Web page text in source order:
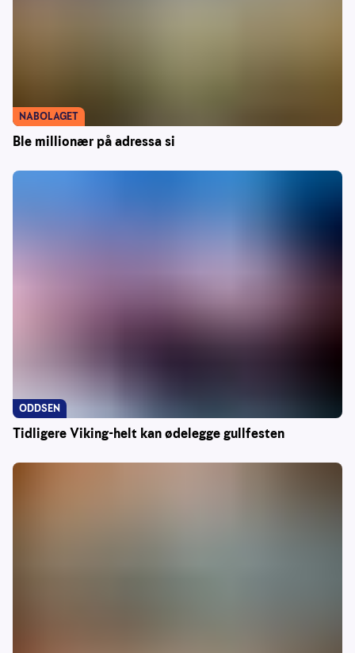
Ble millionær på adressa si
NABOLAGET
Tidligere Viking-helt kan ødelegge gullfesten
ODDSEN